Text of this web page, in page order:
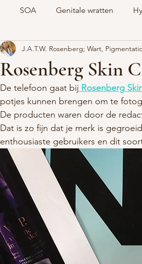
SOA Genitale wratten
Rosenberg Skin
J.A.T.W. Rosenberg; Wart,
De telefoon gaat bij Rosenberg
potjes kunnen brengen om te
De producten waren door de
Dat is zo fijn dat je merk is
enthousiaste gebruikers en dit